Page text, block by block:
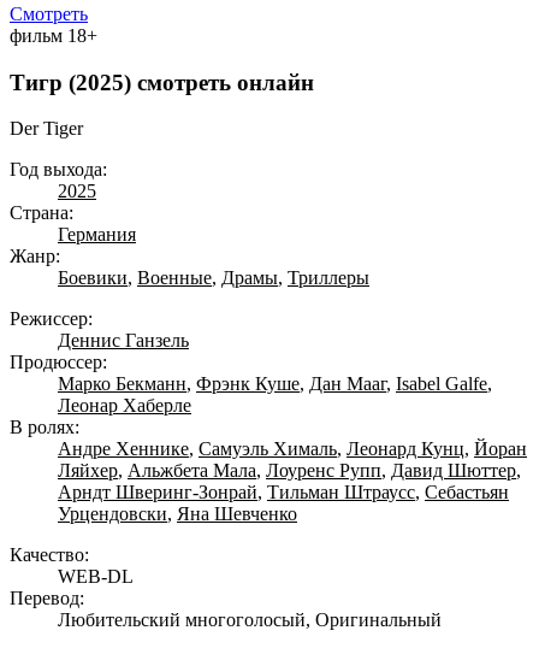
Смотреть
фильм 18+
Тигр (2025) смотреть онлайн
Der Tiger
Год выхода:
2025
Страна:
Германия
Жанр:
Боевики, Военные, Драмы, Триллеры
Режиссер:
Деннис Ганзель
Продюссер:
Марко Бекманн, Фрэнк Куше, Дан Мааг, Isabel Galfe,
Леонар Хаберле
В ролях:
Андре Хеннике, Самуэль Хималь, Леонард Кунц, Йоран
Ляйхер, Альжбета Мала, Лоуренс Рупп, Давид Шюттер,
Арндт Шверинг-Зонрай, Тильман Штраусс, Себастьян
Урцендовски, Яна Шевченко
Качество:
WEB-DL
Перевод:
Любительский многоголосый, Оригинальный